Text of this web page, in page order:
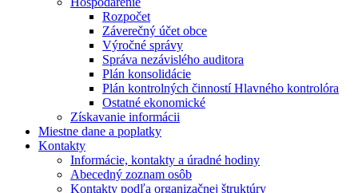
Rozpočet
Záverečný účet obce
Výročné správy
Správa nezávislého auditora
Plán konsolidácie
Plán kontrolných činností Hlavného kontrolóra
Ostatné ekonomické
Získavanie informácii
Miestne dane a poplatky
Kontakty
Informácie, kontakty a úradné hodiny
Abecedný zoznam osôb
Kontakty podľa organizačnej štruktúry